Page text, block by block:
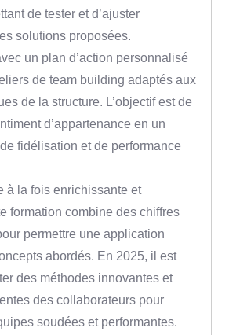
de tester et d’ajuster
solutions proposées.
un plan d’action personnalisé
de team building adaptés aux
de la structure. L’objectif est de
d’appartenance en un
fidélisation et de performance
à la fois enrichissante et
formation combine des chiffres
permettre une application
abordés. En 2025, il est
des méthodes innovantes et
des collaborateurs pour
soudées et performantes.